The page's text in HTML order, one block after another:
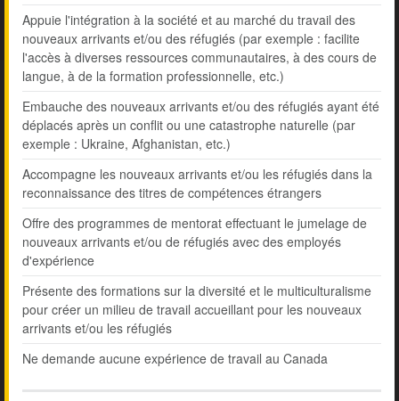
Appuie l'intégration à la société et au marché du travail des
nouveaux arrivants et/ou des réfugiés (par exemple : facilite
l'accès à diverses ressources communautaires, à des cours de
langue, à de la formation professionnelle, etc.)
Embauche des nouveaux arrivants et/ou des réfugiés ayant été
déplacés après un conflit ou une catastrophe naturelle (par
exemple : Ukraine, Afghanistan, etc.)
Accompagne les nouveaux arrivants et/ou les réfugiés dans la
reconnaissance des titres de compétences étrangers
Offre des programmes de mentorat effectuant le jumelage de
nouveaux arrivants et/ou de réfugiés avec des employés
d'expérience
Présente des formations sur la diversité et le multiculturalisme
pour créer un milieu de travail accueillant pour les nouveaux
arrivants et/ou les réfugiés
Ne demande aucune expérience de travail au Canada